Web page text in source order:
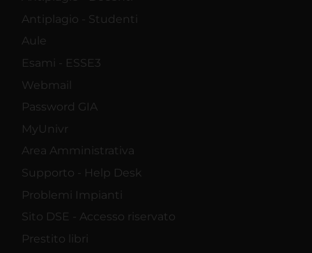
Antiplagio - Studenti
Aule
Esami - ESSE3
Webmail
Password GIA
MyUnivr
Area Amministrativa
Supporto - Help Desk
Problemi Impianti
Sito DSE - Accesso riservato
Prestito libri